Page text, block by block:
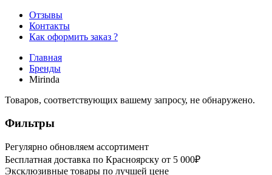
Отзывы
Контакты
Как оформить заказ ?
Главная
Бренды
Mirinda
Товаров, соответствующих вашему запросу, не обнаружено.
Фильтры
Регулярно обновляем ассортимент
Бесплатная доставка по Красноярску от 5 000₽
Эксклюзивные товары по лучшей цене